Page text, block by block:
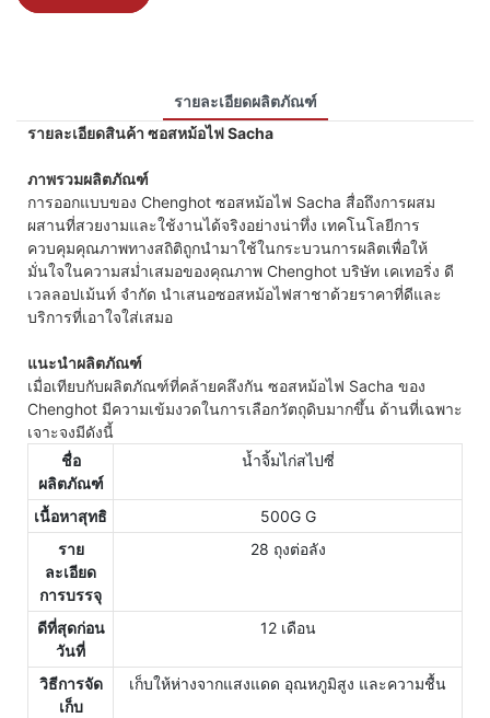
รายละเอียดผลิตภัณฑ์
รายละเอียดสินค้า ซอสหม้อไฟ Sacha
ภาพรวมผลิตภัณฑ์
การออกแบบของ Chenghot ซอสหม้อไฟ Sacha สื่อถึงการผสม
ผสานที่สวยงามและใช้งานได้จริงอย่างน่าทึ่ง เทคโนโลยีการ
ควบคุมคุณภาพทางสถิติถูกนำมาใช้ในกระบวนการผลิตเพื่อให้
มั่นใจในความสม่ำเสมอของคุณภาพ Chenghot บริษัท เคเทอริ่ง ดี
เวลลอปเม้นท์ จำกัด นำเสนอซอสหม้อไฟสาชาด้วยราคาที่ดีและ
บริการที่เอาใจใส่เสมอ
แนะนำผลิตภัณฑ์
เมื่อเทียบกับผลิตภัณฑ์ที่คล้ายคลึงกัน ซอสหม้อไฟ Sacha ของ
Chenghot มีความเข้มงวดในการเลือกวัตถุดิบมากขึ้น ด้านที่เฉพาะ
เจาะจงมีดังนี้
ชื่อ
ผลิตภัณฑ์
น้ำจิ้มไก่สไปซี่
เนื้อหาสุทธิ
500G G
ราย
ละเอียด
การบรรจุ
28 ถุงต่อลัง
ดีที่สุดก่อน
วันที่
12 เดือน
วิธีการจัด
เก็บ
เก็บให้ห่างจากแสงแดด อุณหภูมิสูง และความชื้น